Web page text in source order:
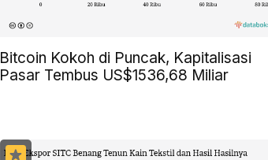
Bitcoin Kokoh di Puncak, Kapitalisasi
Pasar Tembus US$1536,68 Miliar